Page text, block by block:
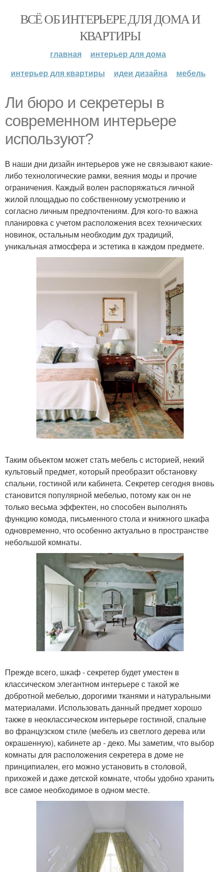
ВСЁ ОБ ИНТЕРЬЕРЕ ДЛЯ ДОМА И
КВАРТИРЫ
главная
интерьер для дома
интерьер для квартиры
идеи дизайна мебель
Ли бюро и секретеры в
современном интерьере
используют?
В наши дни дизайн интерьеров уже не связывают какие-
либо технологические рамки, веяния моды и прочие
ограничения. Каждый волен распоряжаться личной
жилой площадью по собственному усмотрению и
согласно личным предпочтениям. Для кого-то важна
планировка с учетом расположения всех технических
новинок, остальным необходим дух традиций,
уникальная атмосфера и эстетика в каждом предмете.
Таким объектом может стать мебель с историей, некий
культовый предмет, который преобразит обстановку
спальни, гостиной или кабинета. Секретер сегодня вновь
становится популярной мебелью, потому как он не
только весьма эффектен, но способен выполнять
функцию комода, письменного стола и книжного шкафа
одновременно, что особенно актуально в пространстве
небольшой комнаты.
Прежде всего, шкаф - секретер будет уместен в
классическом элегантном интерьере с такой же
добротной мебелью, дорогими тканями и натуральными
материалами. Использовать данный предмет хорошо
также в неоклассическом интерьере гостиной, спальне
во французском стиле (мебель из светлого дерева или
окрашенную), кабинете ар - деко. Мы заметим, что выбор
комнаты для расположения секретера в доме не
принципиален, его можно установить в столовой,
прихожей и даже детской комнате, чтобы удобно хранить
все самое необходимое в одном месте.